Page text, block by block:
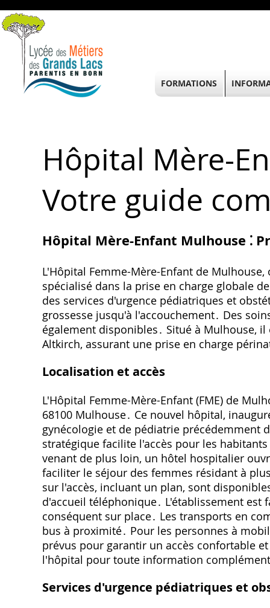
Hôpital Mère-
Votre guide
Hôpital Mère-Enfant Mulhouse ⁚
L'Hôpital Femme-Mère-Enfant de
spécialisé dans la prise en charge globale
des services d'urgence pédiatriques et
grossesse jusqu'à l'accouchement․ Des
également disponibles․ Situé à Mulhouse,
Altkirch, assurant une prise en charge
Localisation et accès
L'Hôpital Femme-Mère-Enfant (FME) de
68100 Mulhouse․ Ce nouvel hôpital,
gynécologie et de pédiatrie précédemment
stratégique facilite l'accès pour les
venant de plus loin, un hôtel hospitalier
faciliter le séjour des femmes résidant à
sur l'accès, incluant un plan, sont
d'accueil téléphonique․ L'établissement est
conséquent sur place․ Les transports en
bus à proximité․ Pour les personnes à
prévus pour garantir un accès confortable
l'hôpital pour toute information
Services d'urgence pédiatriques et
FORMATIONS